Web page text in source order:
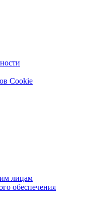
Cookie
лицам
обеспечения